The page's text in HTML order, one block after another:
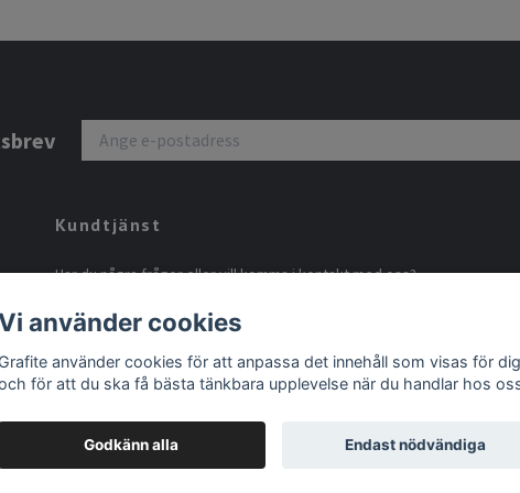
Kundtjänst
Har du några frågor eller vill komma i kontakt med oss?
använder cookies
Grafite använder cookies för att anpassa det innehåll som visas för dig
för att du ska få bästa tänkbara upplevelse när du handlar hos
Godkänn alla Endast nödvändiga